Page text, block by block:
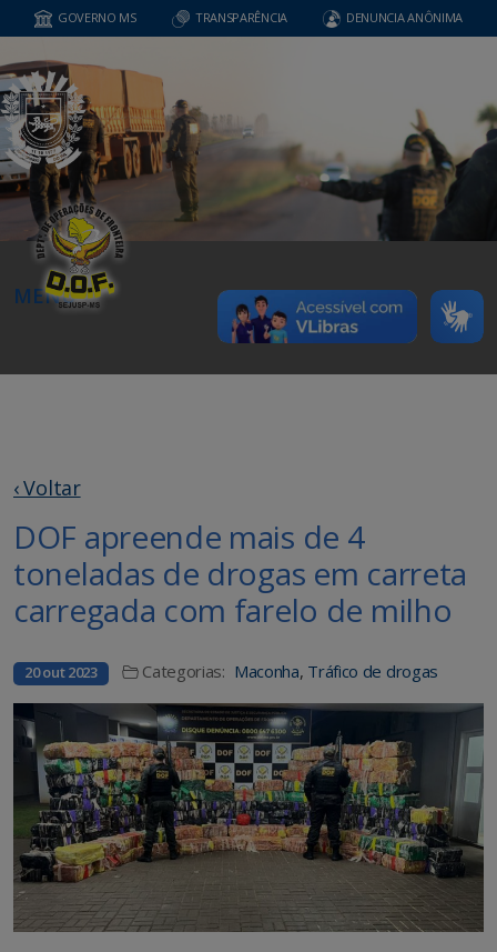
GOVERNO MS TRANSPARÊNCIA DENUNCIA ANÔNIMA
MENU
‹ Voltar
DOF apreende mais de 4
toneladas de drogas em carreta
carregada com farelo de milho
20 out 2023 Categorias: Maconha, Tráfico de drogas